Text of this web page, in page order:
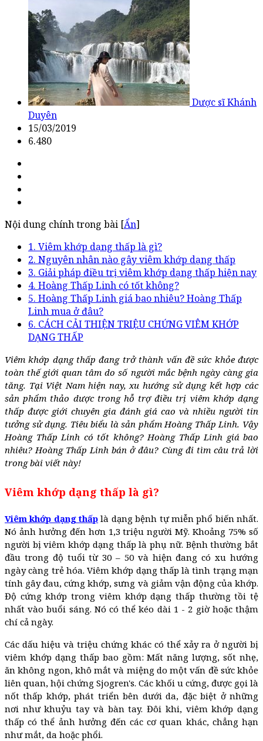
Dược sĩ Khánh
Duyên
15/03/2019
6.480
Nội dung chính trong bài [Ẩn]
1. Viêm khớp dạng thấp là gì?
2. Nguyên nhân nào gây viêm khớp dạng thấp
3. Giải pháp điều trị viêm khớp dạng thấp hiện nay
4. Hoàng Thấp Linh có tốt không?
5. Hoàng Thấp Linh giá bao nhiêu? Hoàng Thấp
Linh mua ở đâu?
6. CÁCH CẢI THIỆN TRIỆU CHỨNG VIÊM KHỚP
DẠNG THẤP
Viêm khớp dạng thấp đang trở thành vấn đề sức khỏe được
toàn thế giới quan tâm do số người mắc bệnh ngày càng gia
tăng. Tại Việt Nam hiện nay, xu hướng sử dụng kết hợp các
sản phẩm thảo dược trong hỗ trợ điều trị viêm khớp dạng
thấp được giới chuyên gia đánh giá cao và nhiều người tin
tưởng sử dụng. Tiêu biểu là sản phẩm Hoàng Thấp Linh. Vậy
Hoàng Thấp Linh có tốt không? Hoàng Thấp Linh giá bao
nhiêu? Hoàng Thấp Linh bán ở đâu? Cùng đi tìm câu trả lời
trong bài viết này!
Viêm khớp dạng thấp là gì?
Viêm khớp dạng thấp là dạng bệnh tự miễn phổ biến nhất.
Nó ảnh hưởng đến hơn 1,3 triệu người Mỹ. Khoảng 75% số
người bị viêm khớp dạng thấp là phụ nữ. Bệnh thường bắt
đầu trong độ tuổi từ 30 – 50 và hiện đang có xu hướng
ngày càng trẻ hóa. Viêm khớp dạng thấp là tình trạng mạn
tính gây đau, cứng khớp, sưng và giảm vận động của khớp.
Độ cứng khớp trong viêm khớp dạng thấp thường tồi tệ
nhất vào buổi sáng. Nó có thể kéo dài 1 - 2 giờ hoặc thậm
chí cả ngày.
Các dấu hiệu và triệu chứng khác có thể xảy ra ở người bị
viêm khớp dạng thấp bao gồm: Mất năng lượng, sốt nhẹ,
ăn không ngon, khô mắt và miệng do một vấn đề sức khỏe
liên quan, hội chứng Sjogren's. Các khối u cứng, được gọi là
nốt thấp khớp, phát triển bên dưới da, đặc biệt ở những
nơi như khuỷu tay và bàn tay. Đôi khi, viêm khớp dạng
thấp có thể ảnh hưởng đến các cơ quan khác, chẳng hạn
như mắt, da hoặc phổi.